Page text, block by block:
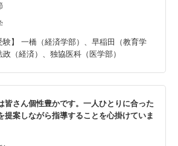
験】 一橋（経済学部）、早稲田（教育学
政（経済）、独協医科（医学部）
皆さん個性豊かです。一人ひとりに合った
提案しながら指導することを心掛けていま